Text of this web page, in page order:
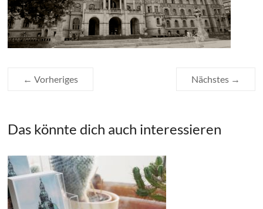
← Vorheriges Nächstes →
Das könnte dich auch interessieren